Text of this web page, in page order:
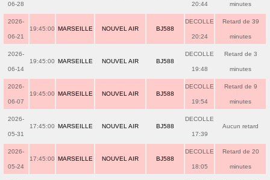
06-28 20:44 minutes
2026-
06-21
19:45:00 MARSEILLE NOUVEL AIR BJ588
DECOLLE
20:24
Retard de 39
minutes
2026-
06-14
19:45:00 MARSEILLE NOUVEL AIR BJ588
DECOLLE
19:48
Retard de 3
minutes
2026-
06-07
19:45:00 MARSEILLE NOUVEL AIR BJ588
DECOLLE
19:54
Retard de 9
minutes
2026-
05-31
17:45:00 MARSEILLE NOUVEL AIR BJ588
DECOLLE
17:39
Aucun retard
2026-
05-24
17:45:00 MARSEILLE NOUVEL AIR BJ588
DECOLLE
18:05
Retard de 20
minutes